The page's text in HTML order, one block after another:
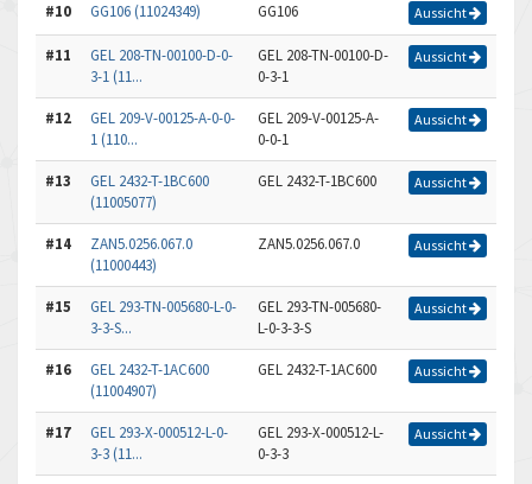
#10 GG106 (11024349) GG106 Aussicht
#11
GEL 208-TN-00100-D-0-
3-1 (11...
GEL 208-TN-00100-D-
0-3-1
Aussicht
#12
GEL 209-V-00125-A-0-0-
1 (110...
GEL 209-V-00125-A-
0-0-1
Aussicht
#13
GEL 2432-T-1BC600
(11005077)
GEL 2432-T-1BC600 Aussicht
#14
ZAN5.0256.067.0
(11000443)
ZAN5.0256.067.0 Aussicht
#15
GEL 293-TN-005680-L-0-
3-3-S...
GEL 293-TN-005680-
L-0-3-3-S
Aussicht
#16
GEL 2432-T-1AC600
(11004907)
GEL 2432-T-1AC600 Aussicht
#17
GEL 293-X-000512-L-0-
3-3 (11...
GEL 293-X-000512-L-
0-3-3
Aussicht